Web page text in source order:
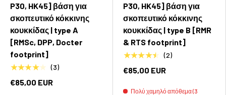
P30, HK45] βάση για
σκοπευτικό κόκκινης
κουκκίδας | type A
[RMSc, DPP, Docter
footprint]
★★★★★ (3)
€85,00 EUR
P30, HK45] βάση για
σκοπευτικό κόκκινης
κουκκίδας | type B [RMR
& RTS footprint]
★★★★★ (2)
€85,00 EUR
Πολύ χαμηλό απόθεμα (3